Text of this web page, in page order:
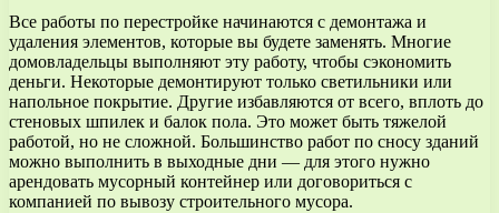
Все работы по перестройке начинаются с демонтажа и
удаления элементов, которые вы будете заменять. Многие
домовладельцы выполняют эту работу, чтобы сэкономить
деньги. Некоторые демонтируют только светильники или
напольное покрытие. Другие избавляются от всего, вплоть до
стеновых шпилек и балок пола. Это может быть тяжелой
работой, но не сложной. Большинство работ по сносу зданий
можно выполнить в выходные дни — для этого нужно
арендовать мусорный контейнер или договориться с
компанией по вывозу строительного мусора.